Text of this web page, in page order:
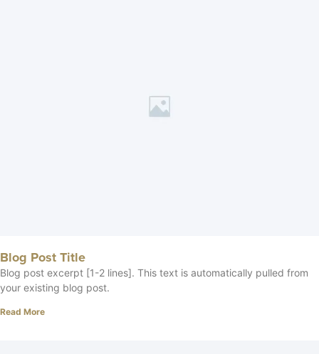
Blog Post Title
Blog post excerpt [1-2 lines]. This text is automatically pulled from
your existing blog post.
Read More